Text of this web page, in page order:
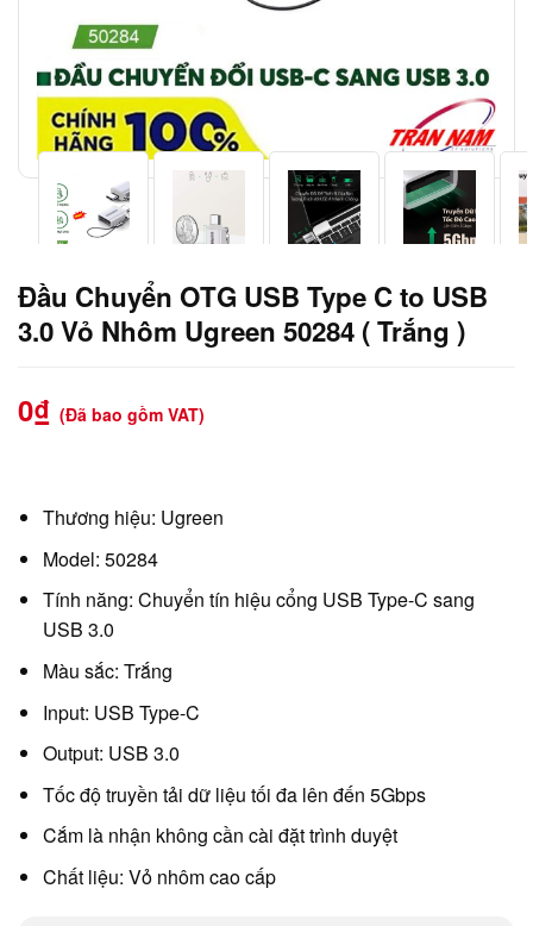
Đầu Chuyển OTG USB Type C to USB
3.0 Vỏ Nhôm Ugreen 50284 ( Trắng )
0₫ (Đã bao gồm VAT)
Thương hiệu: Ugreen
Model: 50284
Tính năng: Chuyển tín hiệu cổng USB Type-C sang
USB 3.0
Màu sắc: Trắng
Input: USB Type-C
Output: USB 3.0
Tốc độ truyền tải dữ liệu tối đa lên đến 5Gbps
Cắm là nhận không cần cài đặt trình duyệt
Chất liệu: Vỏ nhôm cao cấp